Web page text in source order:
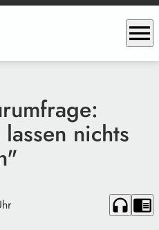
menu
nichts
headphones chrome_reader_mode